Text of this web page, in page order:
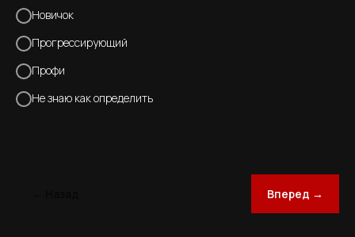
Новичок
Прогрессирующий
Профи
Не знаю как определить
Вперед →